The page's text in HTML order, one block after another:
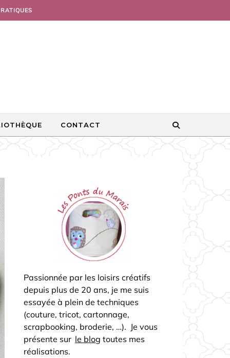
CONTACT
Passionnée par les loisirs créatifs
depuis plus de 20 ans, je me suis
essayée à plein de techniques
(couture, tricot, cartonnage,
scrapbooking, broderie, …). Je vous
présente sur le blog toutes mes
réalisations.